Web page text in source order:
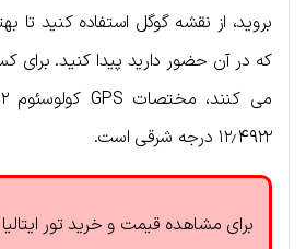
بروید، از نقشه گوگل استفاده کنید تا
که در آن حضور دارید پیدا کنید. برای
۱۲٫۴۹۲۲ درجه شرقی است.
برای مشاهده قیمت و خرید تور